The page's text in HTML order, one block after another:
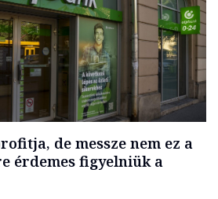
de messze nem ez a
érdemes figyelniük a